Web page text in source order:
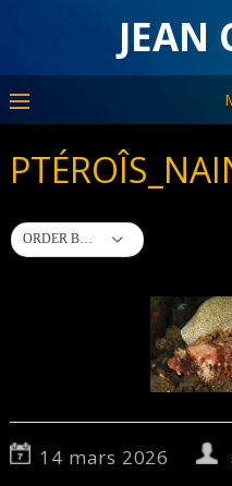
JEAN
ORDER BY DEFAULT
14 mars 2026